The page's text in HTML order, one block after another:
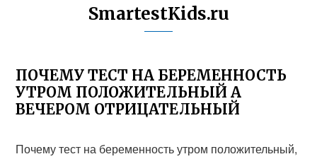
SmartestKids.ru
ПОЧЕМУ ТЕСТ НА БЕРЕМЕННОСТЬ
УТРОМ ПОЛОЖИТЕЛЬНЫЙ А
ВЕЧЕРОМ ОТРИЦАТЕЛЬНЫЙ
Почему тест на беременность утром положительный,